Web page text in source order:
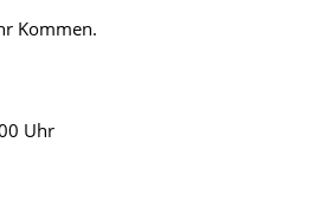
Kommen.
Uhr